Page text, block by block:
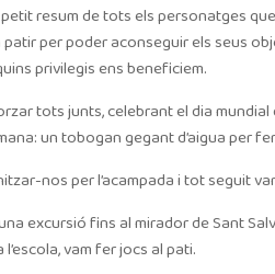
resum de tots els personatges
per poder aconseguir els seus
privilegis ens beneficiem.
tots junts, celebrant el dia
un tobogan gegant d’aigua per
nos per l’acampada i tot seguit
excursió fins al mirador de Sant
vam fer jocs al pati.